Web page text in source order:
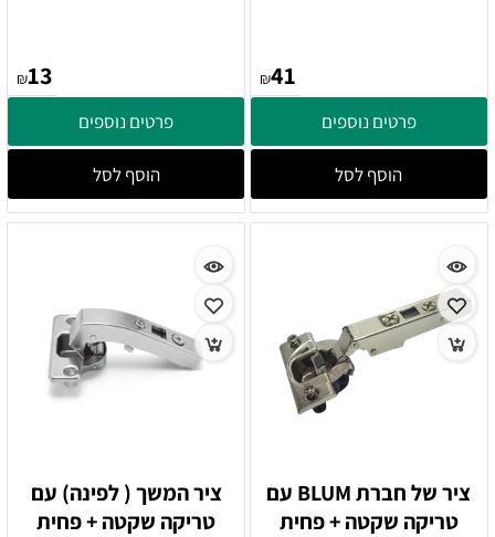
₪41
פרטים נוספים
הוסף לסל
₪13
פרטים נוספים
הוסף לסל
ציר של חברת BLUM עם
טריקה שקטה + פחית
ציר המשך ( לפינה) עם
טריקה שקטה + פחית